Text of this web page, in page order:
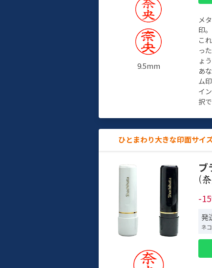
9.5mm
メ
印。
こ
っ
ょ
あ
ム
イ
択
ひとまわり大きな印面サイ
ブ
(
-
発
ネ